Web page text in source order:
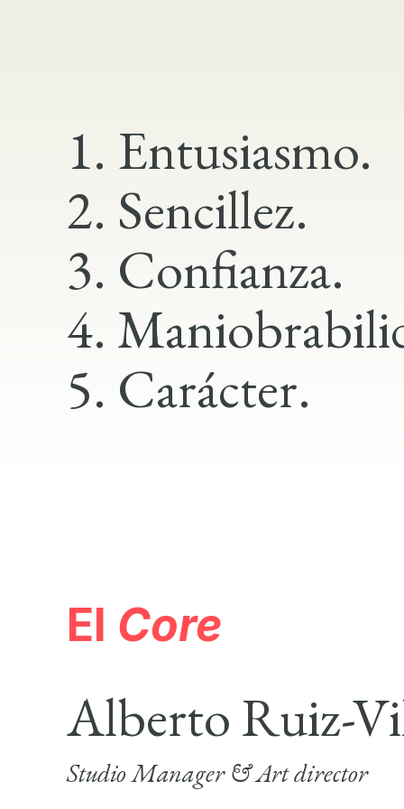
1. Entusiasmo.
2. Sencillez.
3. Confianza.
4.
5. Carácter.
El Core
Alberto Ruiz-
Studio Manager & Art director